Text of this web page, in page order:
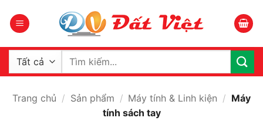
qua
dung
Tìm
Trang chủ / Sản phẩm / Máy tính & Linh kiện / Máy
tính sách tay